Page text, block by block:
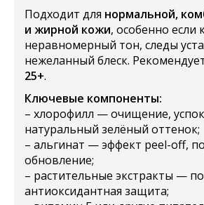
Подходит для нормальной,
и жирной кожи, особенно если
неравномерный тон, следы
нежеланный блеск.
25+.
Ключевые компоненты:
– хлорофилл — очищение,
натуральный зелёный оттенок;
– альгинат — эффект peel-off,
обновление;
– растительные экстракты —
антиоксидантная защита;